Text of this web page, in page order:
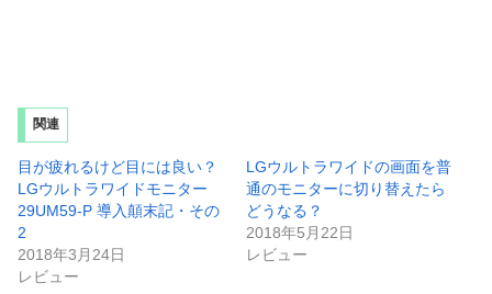
関連
目が疲れるけど目には良い？
LGウルトラワイドモニター
29UM59-P 導入顛末記・その
2
2018年3月24日
レビュー
LGウルトラワイドの画面を普
通のモニターに切り替えたら
どうなる？
2018年5月22日
レビュー